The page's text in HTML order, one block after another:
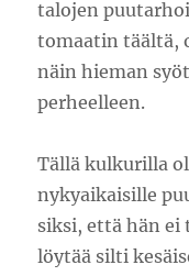
talojen
tomaatin täältä,
näin hieman
perheelleen.
Tällä kulkurilla
nykyaikaisille
siksi, että hän
löytää silti